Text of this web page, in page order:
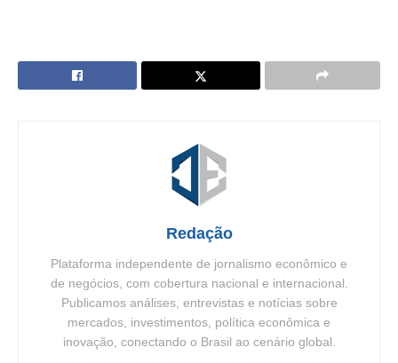
Redação
Plataforma independente de jornalismo econômico e
de negócios, com cobertura nacional e internacional.
Publicamos análises, entrevistas e notícias sobre
mercados, investimentos, política econômica e
inovação, conectando o Brasil ao cenário global.